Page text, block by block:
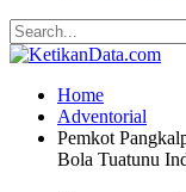
Home
Adventorial
Pemkot
Bola Tuatunu